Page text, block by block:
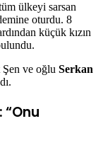
ülkeyi sarsan
oturdu. 8
küçük kızın
ve oğlu Serkan
“Onu